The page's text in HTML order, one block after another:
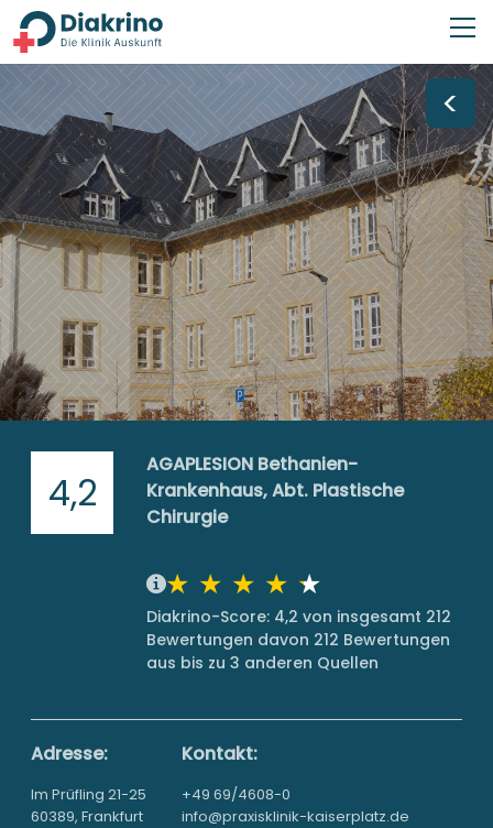
<
4,2
AGAPLESION Bethanien-
Krankenhaus, Abt. Plastische
Chirurgie
Diakrino-Score: 4,2 von insgesamt 212
Bewertungen davon 212 Bewertungen
aus bis zu 3 anderen Quellen
Adresse:
Im Prüfling 21-25
60389, Frankfurt
Kontakt:
+49 69/4608-0
info@praxisklinik-kaiserplatz.de